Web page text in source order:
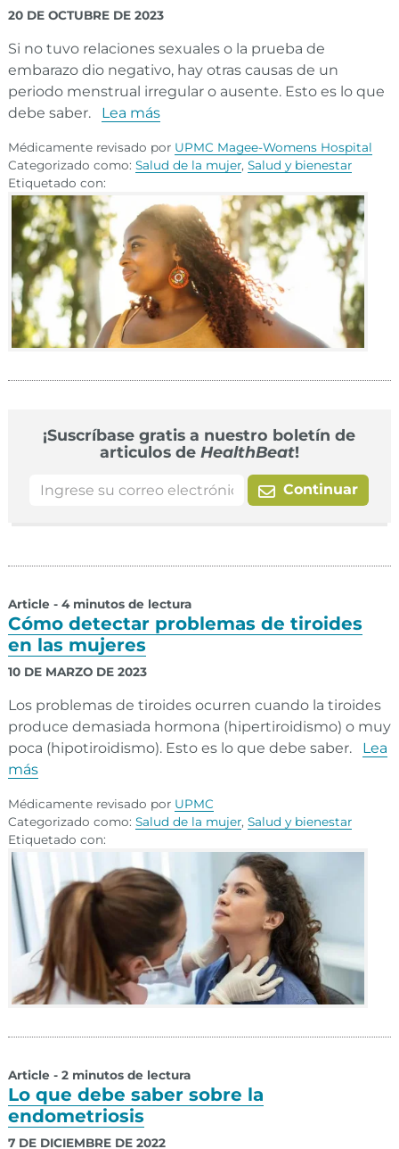
20 DE OCTUBRE DE 2023
Si no tuvo relaciones sexuales o la prueba de
embarazo dio negativo, hay otras causas de un
periodo menstrual irregular o ausente. Esto es lo que
debe saber.
Lea más
Médicamente revisado por UPMC Magee-Womens Hospital
Categorizado como: Salud de la mujer, Salud y bienestar
Etiquetado con:
¡Suscríbase gratis a nuestro boletín de
articulos de HealthBeat!
Continuar
Article - 4 minutos de lectura
Cómo detectar problemas de tiroides
en las mujeres
10 DE MARZO DE 2023
Los problemas de tiroides ocurren cuando la tiroides
produce demasiada hormona (hipertiroidismo) o muy
poca (hipotiroidismo). Esto es lo que debe saber.
Lea
más
Médicamente revisado por UPMC
Categorizado como: Salud de la mujer, Salud y bienestar
Etiquetado con:
Article - 2 minutos de lectura
Lo que debe saber sobre la
endometriosis
7 DE DICIEMBRE DE 2022